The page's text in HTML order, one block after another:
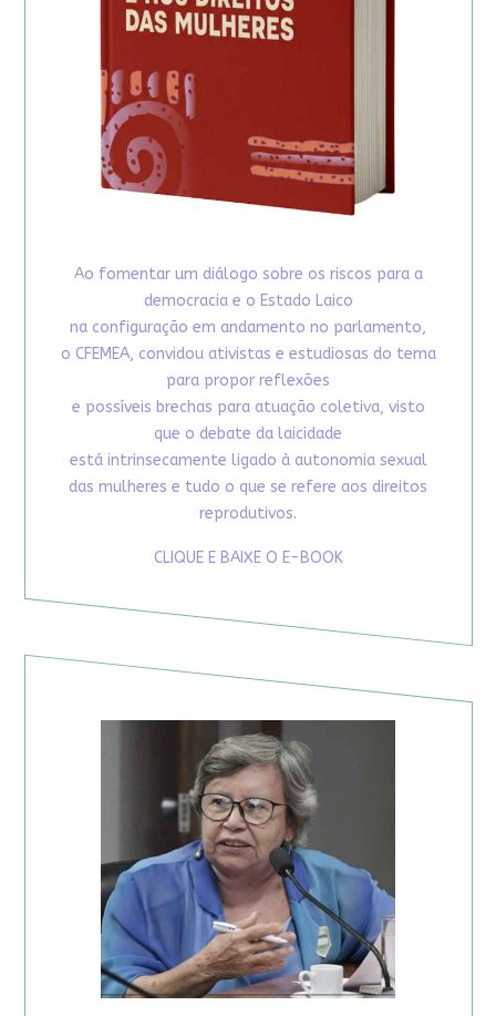
Ao fomentar um diálogo sobre os riscos para a
democracia e o Estado Laico
na configuração em andamento no parlamento,
o CFEMEA, convidou ativistas e estudiosas do tema
para propor reflexões
e possíveis brechas para atuação coletiva, visto
que o debate da laicidade
está intrinsecamente ligado à autonomia sexual
das mulheres e tudo o que se refere aos direitos
reprodutivos.
CLIQUE E BAIXE O E-BOOK